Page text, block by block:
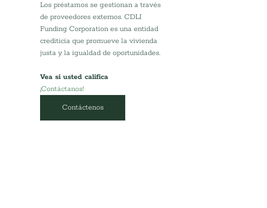
Los préstamos se gestionan a través
de proveedores externos. CDLI
Funding Corporation es una entidad
crediticia que promueve la vivienda
justa y la igualdad de oportunidades.
Vea si usted califica
¡Contáctanos!
Contáctenos